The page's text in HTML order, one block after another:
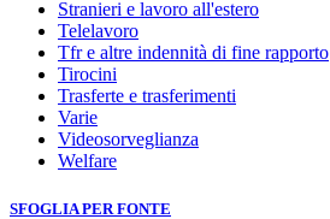
Stranieri e lavoro all'estero
Telelavoro
Tfr e altre indennità di fine rapporto
Tirocini
Trasferte e trasferimenti
Varie
Videosorveglianza
Welfare
SFOGLIA PER FONTE